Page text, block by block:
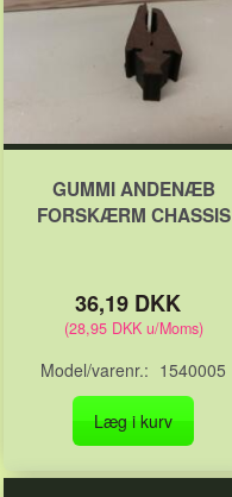
GUMMI ANDENÆB
FORSKÆRM CHASSIS
36,19 DKK
(28,95 DKKu/Moms)
Model/varenr.: 1540005
Læg i kurv